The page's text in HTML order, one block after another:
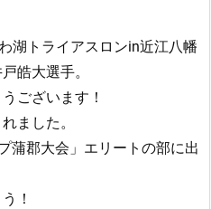
湖トライアスロンin近江八幡
皓大選手。
ございます！
ました。
蒲郡大会」エリートの部に出
！